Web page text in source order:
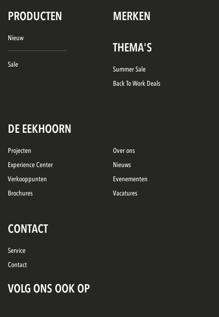
PRODUCTEN MERKEN
Nieuw
Sale
THEMA'S
Summer Sale
Back To Work Deals
DE EEKHOORN
Projecten
Experience Center
Verkooppunten
Brochures
Over ons
Nieuws
Evenementen
Vacatures
CONTACT
Service
Contact
VOLG ONS OOK OP